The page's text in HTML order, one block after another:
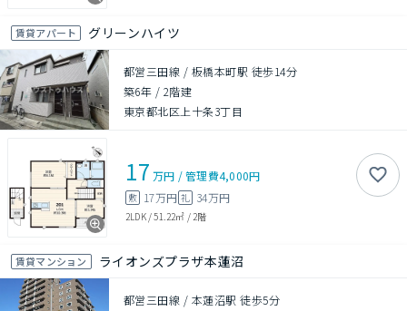
賃貸アパート グリーンハイツ
都営三田線 / 板橋本町駅 徒歩14分
築6年 / 2階建
東京都北区上十条3丁目
17 万円 /管理費4,000円
敷 17万円 礼 34万円
2LDK/51.22㎡ / 2階
賃貸マンション ライオンズプラザ本蓮沼
都営三田線 / 本蓮沼駅 徒歩5分